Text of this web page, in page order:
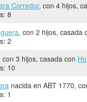
Corredor, con 4 hijos,
8
, con 2 hijos, casada
2
con 3 hijos, casada con
10
nacida en ABT 1770,
1